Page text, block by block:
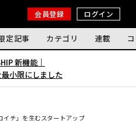
会員登録 ログイン
定記事 カテゴリ 連載
新機能｜
小限にしました
イチ」を生むスタートアップ